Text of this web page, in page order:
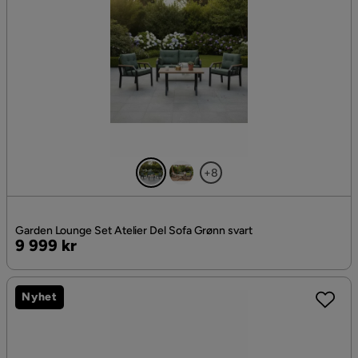
+8
Garden Lounge Set Atelier Del Sofa Grønn svart
Pris
9 999 kr
Nyhet